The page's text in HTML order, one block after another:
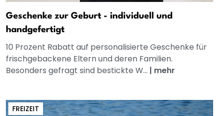
Geschenke zur Geburt - individuell und
handgefertigt
10 Prozent Rabatt auf personalisierte Geschenke für
frischgebackene Eltern und deren Familien.
Besonders gefragt sind bestickte W... | mehr
FREIZEIT